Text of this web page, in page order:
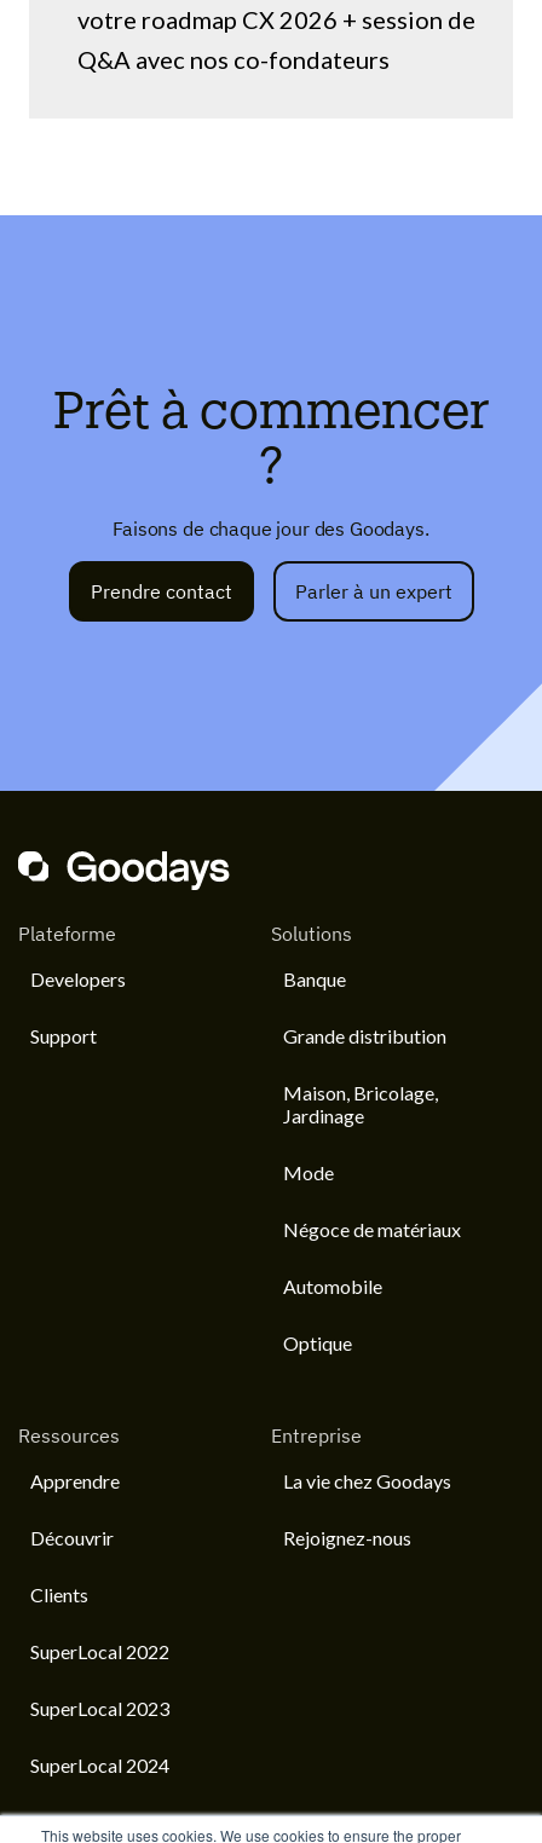
This website uses cookies. We use cookies to ensure the proper
votre roadmap CX 2026 + session de
Q&A avec nos co-fondateurs
Prêt à commencer
?
Faisons de chaque jour des Goodays.
Prendre contact Parler à un expert
Plateforme
Developers
Support
Solutions
Banque
Grande distribution
Maison, Bricolage,
Jardinage
Mode
Négoce de matériaux
Automobile
Optique
Ressources
Apprendre
Découvrir
Clients
SuperLocal 2022
SuperLocal 2023
SuperLocal 2024
Entreprise
La vie chez Goodays
Rejoignez-nous